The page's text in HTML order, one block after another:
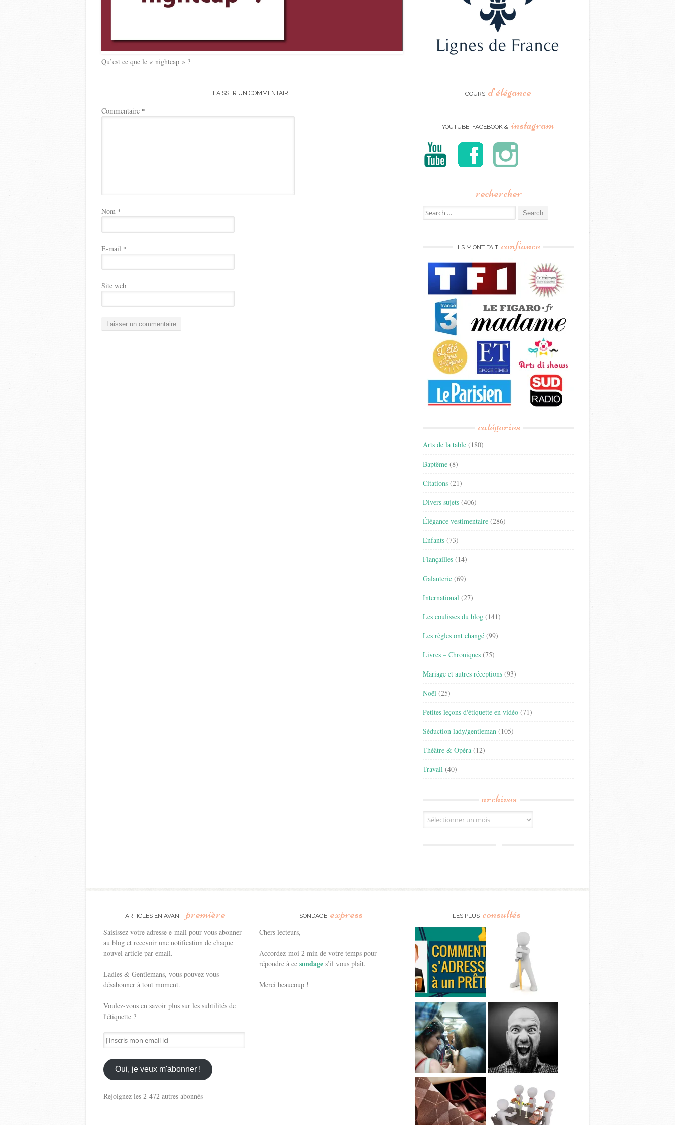
Qu’est ce que le « nightcap » ?
LAISSER UN COMMENTAIRE
Commentaire *
Nom *
E-mail *
Site web
COURS d’élégance
YOUTUBE, FACEBOOK & instagram
rechercher
Search
for:
ILS M’ONT FAIT confiance
catégories
Arts de la table (180)
Baptême (8)
Citations (21)
Divers sujets (406)
Élégance vestimentaire (286)
Enfants (73)
Fiançailles (14)
Galanterie (69)
International (27)
Les coulisses du blog (141)
Les règles ont changé (99)
Livres – Chroniques (75)
Mariage et autres réceptions (93)
Noël (25)
Petites leçons d'étiquette en vidéo (71)
Séduction lady/gentleman (105)
Théâtre & Opéra (12)
Travail (40)
archives
Archives
ARTICLES EN AVANT première
Saisissez votre adresse e-mail pour vous abonner
au blog et recevoir une notification de chaque
nouvel article par email.
Ladies & Gentlemans, vous pouvez vous
désabonner à tout moment.
Voulez-vous en savoir plus sur les subtilités de
l'étiquette ?
J'inscris
mon
email
ici
Oui, je veux m'abonner !
Rejoignez les 2 472 autres abonnés
SONDAGE express
Chers lecteurs,
Accordez-moi 2 min de votre temps pour
répondre à cesondages’il vous plaît.
Merci beaucoup !
LES PLUS consultés